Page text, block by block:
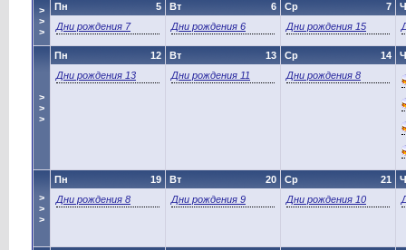
>
>
>
5
Пн
Дни рождения 7
6
Вт
Дни рождения 6
7
Ср
Дни рождения 15
>
>
>
12
Пн
Дни рождения 13
13
Вт
Дни рождения 11
14
Ср
Дни рождения 8
>
>
>
19
Пн
Дни рождения 8
20
Вт
Дни рождения 9
21
Ср
Дни рождения 10